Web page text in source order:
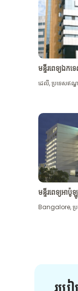
មន្ទីរពេទ្យឯក
ដេលី,ប្រទេសឥណ្
មន្ទីរពេទ្យអាប៉ូឡូ
Bangalore,ប្